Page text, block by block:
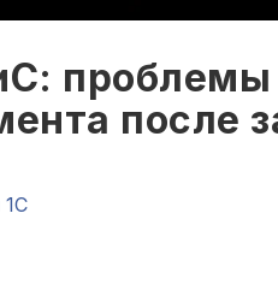
проблемы
после